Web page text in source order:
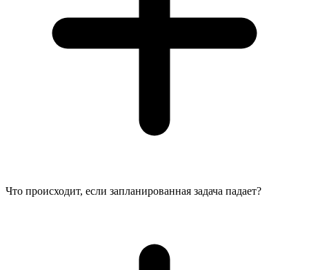
Что происходит, если запланированная задача падает?